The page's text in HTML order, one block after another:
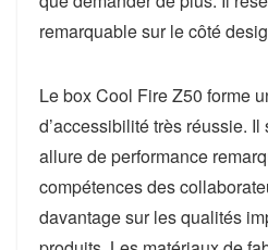
remarquable sur le côté
Le box Cool Fire Z50 forme
d’accessibilité très réussie.
allure de performance
compétences des
davantage sur les qualités